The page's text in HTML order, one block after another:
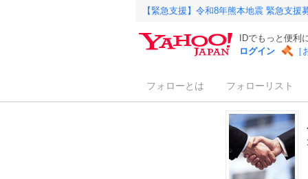
【緊急支援】令和8年熊本地震 緊急支援
IDでもっと便利
ログイン
フォローとは フォローリスト